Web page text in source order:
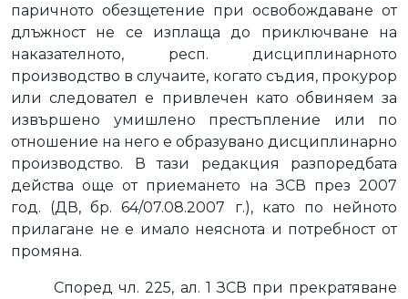
паричното обезщетение при освобождаване от
длъжност не се изплаща до приключване на
наказателното, респ. дисциплинарното
производство в случаите, когато съдия, прокурор
или следовател е привлечен като обвиняем за
извършено умишлено престъпление или по
отношение на него е образувано дисциплинарно
производство. В тази редакция разпоредбата
действа още от приемането на ЗСВ през 2007
год. (ДВ, бр. 64/07.08.2007 г.), като по нейното
прилагане не е имало неяснота и потребност от
промяна.
Според чл. 225, ал. 1 ЗСВ при прекратяване